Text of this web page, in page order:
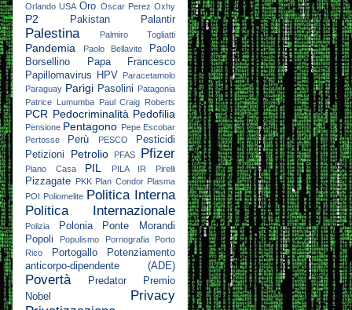
Orlando USA Oro Oscar Perez Oxhy
P2 Pakistan Palantir
Palestina Palmiro Togliatti
Pandemia Paolo Bellavite
Paolo
Borsellino
Papa Francesco
Papillomavirus HPV
Paracetamolo
Paraguay Parigi Pasolini Patagonia
Patrice Lumumba
Paul Craig Roberts
PCR Pedocriminalità Pedofilia
Pensione Pentagono Pepe Escobar
Pertosse
Perù PESCO
Pesticidi
Petizioni
Petrolio PFAS Pfizer
Piano Casa PIL PILA IR Pirelli
Pizzagate PKK Plan Condor Plasma
POI Poliomelite Politica Interna
Politica Internazionale
Polizia Polonia
Ponte Morandi
Popoli
Populismo Pornografia
Porto
Rico
Portogallo
Potenziamento
anticorpo-dipendente (ADE)
Povertà Predator
Premio
Nobel
Privacy